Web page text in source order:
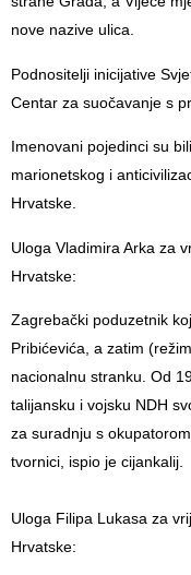
nove nazive ulica.
Podnositelji inicijative
Centar za suočavanje s
Imenovani pojedinci su
marionetskog i
Hrvatske.
Uloga Vladimira Arka za
Hrvatske:
Zagrebački poduzetnik
Pribićevića, a zatim
nacionalnu stranku. Od
talijansku i vojsku NDH
za suradnju s
tvornici, ispio je cijankalij.
Uloga Filipa Lukasa za
Hrvatske: